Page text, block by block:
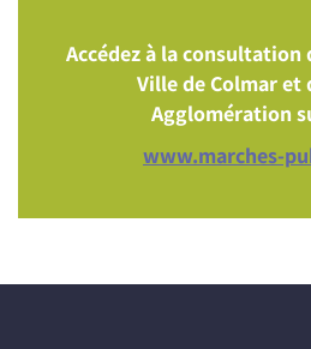
Accédez à la consultation
Ville de Colmar et
Agglomération
www.marches-